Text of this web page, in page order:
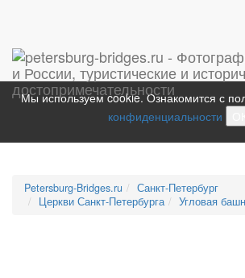
Мы используем cookie. Ознакомится с
конфиденциальности
Petersburg-Bridges.ru
Санкт-Петербург
Церкви Санкт-Петербурга
Угловая